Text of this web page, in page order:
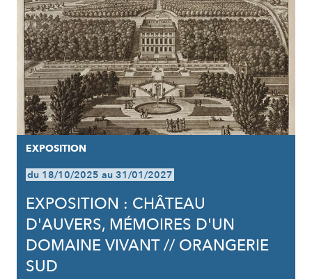
EXPOSITION
du 18/10/2025 au 31/01/2027
EXPOSITION : CHÂTEAU
D'AUVERS, MÉMOIRES D'UN
DOMAINE VIVANT // ORANGERIE
SUD